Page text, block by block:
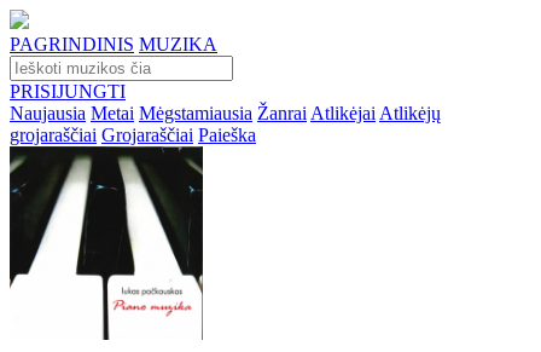
PAGRINDINIS MUZIKA
PRISIJUNGTI
Naujausia Metai Mėgstamiausia Žanrai Atlikėjai Atlikėjų
grojaraščiai Grojaraščiai Paieška